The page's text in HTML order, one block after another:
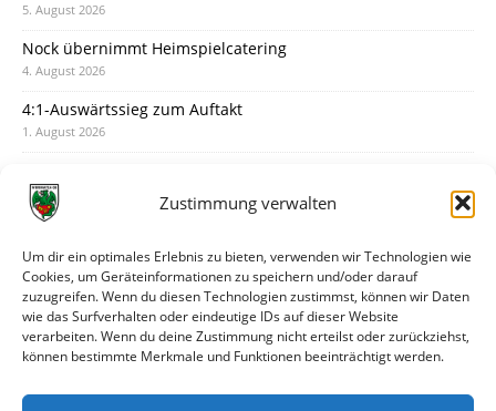
Zustimmung verwalten
Um dir ein optimales Erlebnis zu bieten, verwenden wir Technologien wie
Cookies, um Geräteinformationen zu speichern und/oder darauf
zuzugreifen. Wenn du diesen Technologien zustimmst, können wir Daten
wie das Surfverhalten oder eindeutige IDs auf dieser Website
verarbeiten. Wenn du deine Zustimmung nicht erteilst oder zurückziehst,
können bestimmte Merkmale und Funktionen beeinträchtigt werden.
5. August 2026
Nock übernimmt Heimspielcatering
4. August 2026
4:1-Auswärtssieg zum Auftakt
1. August 2026
31. Juli 2026
30. Juli 2026
Deine Spielminute: 89+1
28. Juli 2026
Neuer Rückensponsor